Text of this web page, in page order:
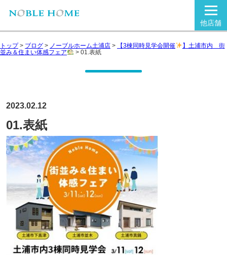
他店舗
トップ> ブログ > ノーブルホーム土浦店 > 【3棟同時見学会開催
】土浦市内 街
並み＆住まい体感フェア
> 01.表紙
2023.02.12
01.表紙